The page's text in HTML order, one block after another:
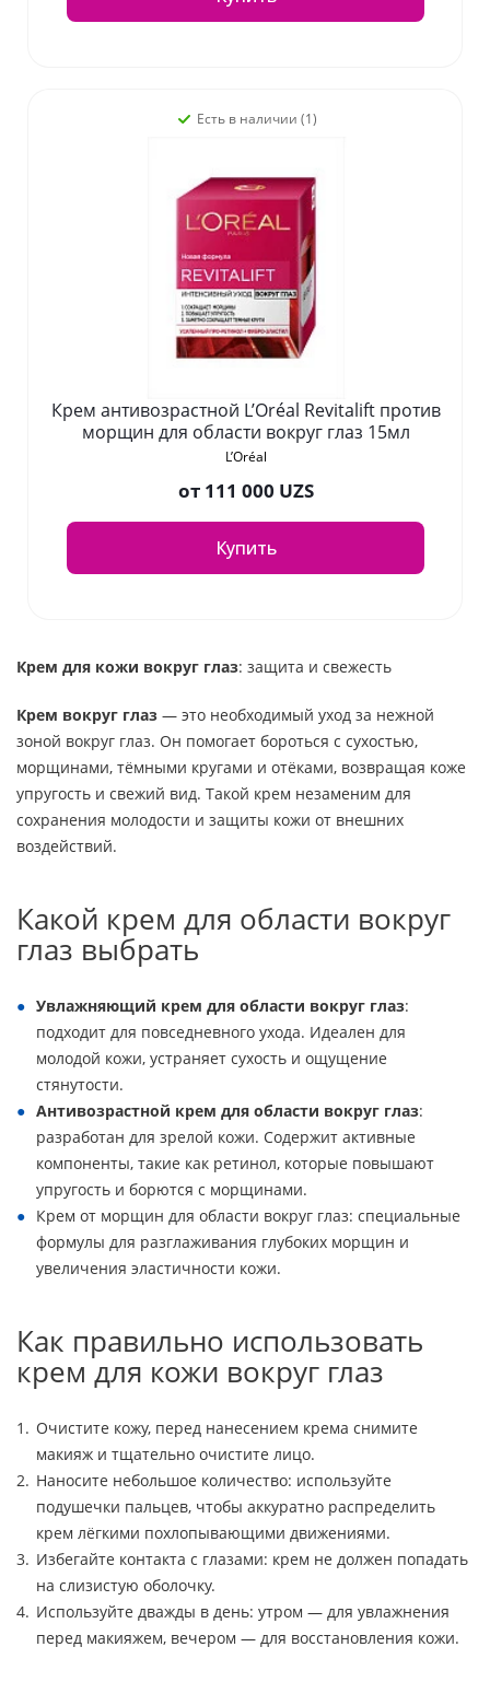
Есть в наличии (1)
Крем антивозрастной L’Oréal Revitalift против
морщин для области вокруг глаз 15мл
L’Oréal
от 111 000 UZS
Купить
Крем для кожи вокруг глаз: защита и свежесть
Крем вокруг глаз — это необходимый уход за нежной
зоной вокруг глаз. Он помогает бороться с сухостью,
морщинами, тёмными кругами и отёками, возвращая коже
упругость и свежий вид. Такой крем незаменим для
сохранения молодости и защиты кожи от внешних
воздействий.
Какой крем для области вокруг
глаз выбрать
Увлажняющий крем для области вокруг глаз:
подходит для повседневного ухода. Идеален для
молодой кожи, устраняет сухость и ощущение
стянутости.
Антивозрастной крем для области вокруг глаз:
разработан для зрелой кожи. Содержит активные
компоненты, такие как ретинол, которые повышают
упругость и борются с морщинами.
Крем от морщин для области вокруг глаз: специальные
формулы для разглаживания глубоких морщин и
увеличения эластичности кожи.
Как правильно использовать
крем для кожи вокруг глаз
Очистите кожу, перед нанесением крема снимите
макияж и тщательно очистите лицо.
Наносите небольшое количество: используйте
подушечки пальцев, чтобы аккуратно распределить
крем лёгкими похлопывающими движениями.
Избегайте контакта с глазами: крем не должен попадать
на слизистую оболочку.
Используйте дважды в день: утром — для увлажнения
перед макияжем, вечером — для восстановления кожи.